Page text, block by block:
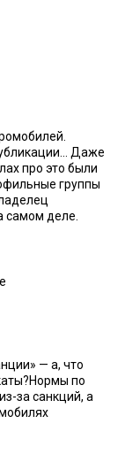
Даже
про это были
группы
самом деле.
— а, что
по
за санкций, а